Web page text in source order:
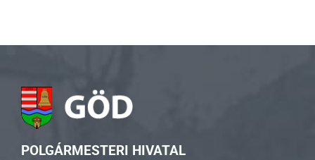
POLGÁRMESTERI HIVATAL